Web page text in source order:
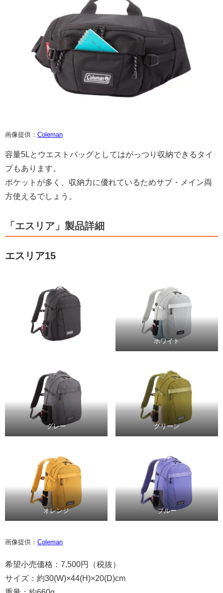
画像提供： Coleman
容量5Lとウエストバッグとしてはがっつり収納できるタイ
プもあります。
ポケットが多く、収納力に優れているためサブ・メイン両
方使えるでしょう。
「エスリア」製品詳細
エスリア15
ホワイト
グレー グリーン
オレンジ ブルー
画像提供： Coleman
希望小売価格：7,500円（税抜）
サイズ：約30(W)×44(H)×20(D)cm